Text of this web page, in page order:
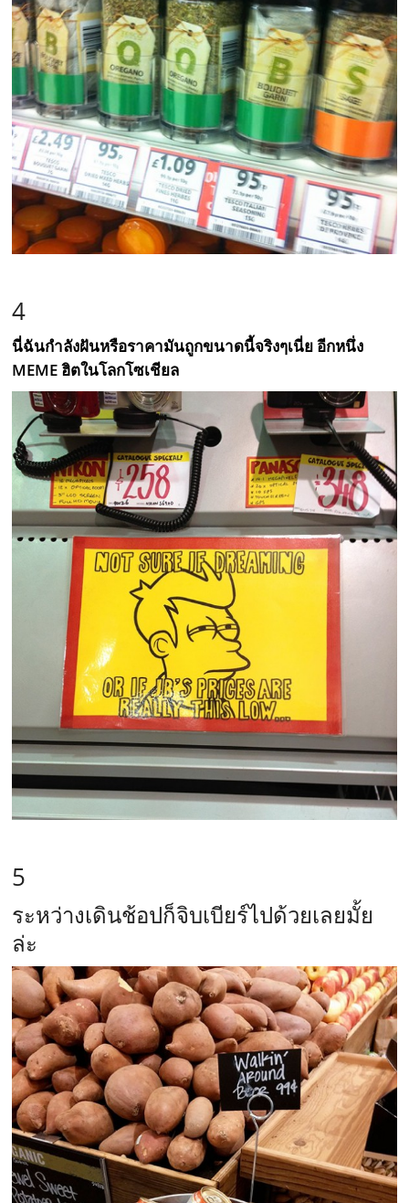
4
นี่ฉันกำลังฝันหรือราคามันถูกขนาดนี้จริงๆเนี่ย อีกหนึ่ง
MEME ฮิตในโลกโซเชียล
5
ระหว่างเดินช้อปก็จิบเบียร์ไปด้วยเลยมั้ย
ล่ะ